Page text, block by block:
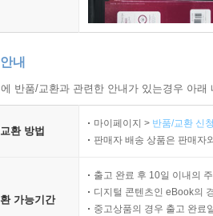
내
반품/교환과 관련한 안내가 있는경우 아
환 방법
마이페이지 > 반품/교환 신
판매자 배송 상품은 판매자
가능기간
출고 완료 후 10일 이내의
디지털 콘텐츠인 eBook의
중고상품의 경우 출고 완료